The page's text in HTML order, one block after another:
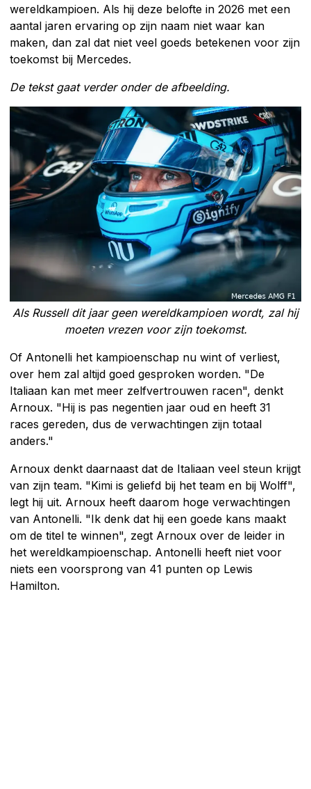
wereldkampioen. Als hij deze belofte in 2026 met een
aantal jaren ervaring op zijn naam niet waar kan
maken, dan zal dat niet veel goeds betekenen voor zijn
toekomst bij Mercedes.
De tekst gaat verder onder de afbeelding.
Als Russell dit jaar geen wereldkampioen wordt, zal hij
moeten vrezen voor zijn toekomst.
Of Antonelli het kampioenschap nu wint of verliest,
over hem zal altijd goed gesproken worden. "De
Italiaan kan met meer zelfvertrouwen racen", denkt
Arnoux. "Hij is pas negentien jaar oud en heeft 31
races gereden, dus de verwachtingen zijn totaal
anders."
Arnoux denkt daarnaast dat de Italiaan veel steun krijgt
van zijn team. "Kimi is geliefd bij het team en bij Wolff",
legt hij uit. Arnoux heeft daarom hoge verwachtingen
van Antonelli. "Ik denk dat hij een goede kans maakt
om de titel te winnen", zegt Arnoux over de leider in
het wereldkampioenschap. Antonelli heeft niet voor
niets een voorsprong van 41 punten op Lewis
Hamilton.